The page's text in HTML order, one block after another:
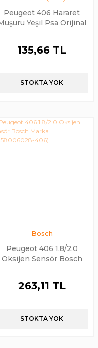
Peugeot 406 Hararet
Yeşil Psa Orijinal
135,66 TL
STOKTA YOK
Bosch
Peugeot 406 1.8/2.0
Oksijen Sensör Bosch
263,11 TL
STOKTA YOK